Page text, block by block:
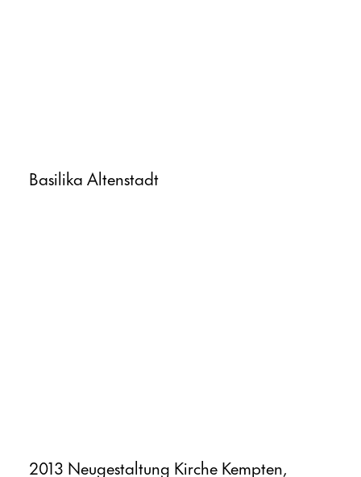
Basilika Altenstadt
2013 Neugestaltung Kirche Kempten,